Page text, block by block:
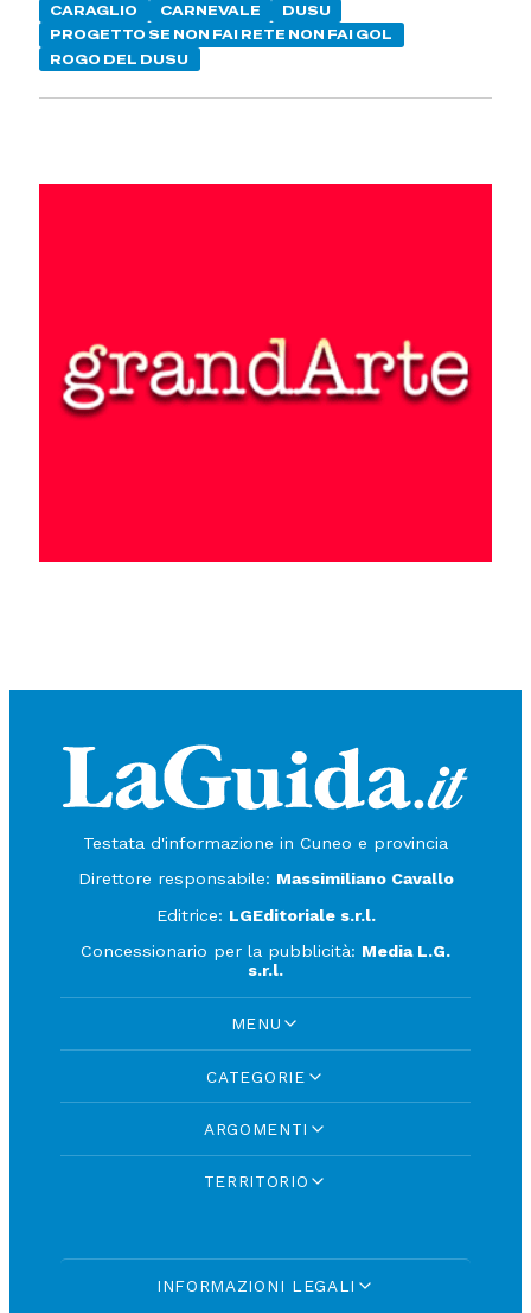
CARAGLIO CARNEVALE
DUSU
PROGETTO SE NON FAI RETE NON FAI GOL
ROGO DEL DUSU
Testata d'informazione in Cuneo e provincia
Direttore responsabile: Massimiliano Cavallo
Editrice: LGEditoriale s.r.l.
Concessionario per la pubblicità: Media L.G.
s.r.l.
MENU
CATEGORIE
ARGOMENTI
TERRITORIO
INFORMAZIONI LEGALI